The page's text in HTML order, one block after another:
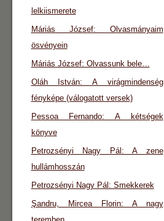
lelkiismerete
Máriás József: Olvasmányaim
ösvényein
Máriás József: Olvassunk bele…
Oláh István: A virágmindenség
fényképe (válogatott versek)
Pessoa Fernando: A kétségek
könyve
Petrozsényi Nagy Pál: A zene
hullámhosszán
Petrozsényi Nagy Pál: Smekkerek
Şandru, Mircea Florin: A nagy